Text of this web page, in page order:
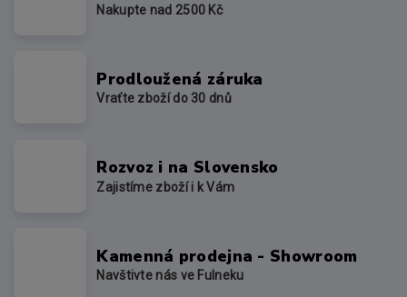
Nakupte nad 2500 Kč
Prodloužená záruka
Vraťte zboží do 30 dnů
Rozvoz i na Slovensko
Zajistíme zboží i k Vám
Kamenná prodejna - Showroom
Navštivte nás ve Fulneku